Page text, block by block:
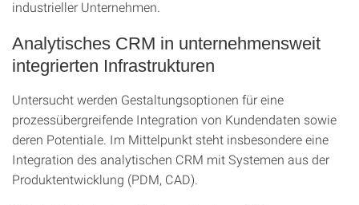
industrieller Unternehmen.
Analytisches CRM in unternehmensweit
integrierten Infrastrukturen
Untersucht werden Gestaltungsoptionen für eine
prozessübergreifende Integration von Kundendaten sowie
deren Potentiale. Im Mittelpunkt steht insbesondere eine
Integration des analytischen CRM mit Systemen aus der
Produktentwicklung (PDM, CAD).